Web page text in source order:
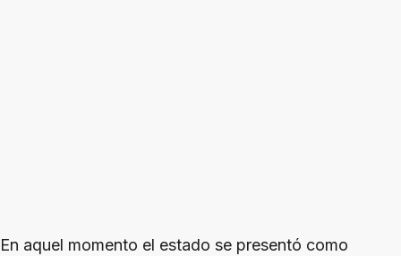
En aquel momento el estado se presentó como